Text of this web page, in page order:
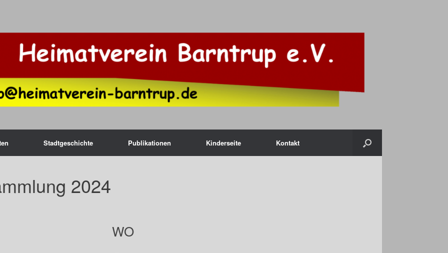
Stadtgeschichte Publikationen Kinderseite Kontakt
2024
WO